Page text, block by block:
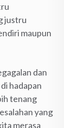
justru
maupun
dan
hadapan
tenang
yang
merasa